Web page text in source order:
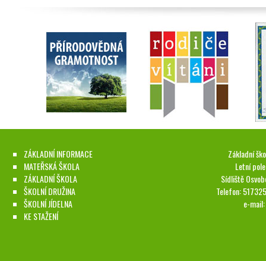
ZÁKLADNÍ INFORMACE
MATEŘSKÁ ŠKOLA
ZÁKLADNÍ ŠKOLA
ŠKOLNÍ DRUŽINA
ŠKOLNÍ JÍDELNA
KE STAŽENÍ
Základní
Letní
Sídliště
Telefon:
e-mail: